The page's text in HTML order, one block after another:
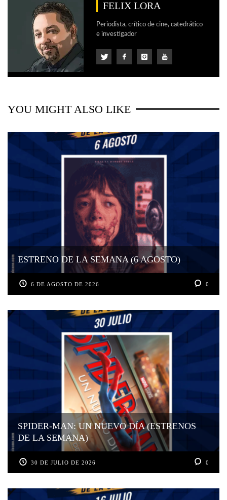
FELIX LORA
Periodista, crítico de cine, catedrático
e investigador
YOU MIGHT ALSO LIKE
ESTRENO DE LA SEMANA (6 AGOSTO)
6 DE AGOSTO DE 2026 0
SPIDER-MAN: UN NUEVO DÍA (ESTRENOS
DE LA SEMANA)
30 DE JULIO DE 2026 0